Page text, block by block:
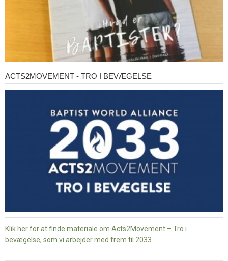
Acts2Movement
-
ACTS2MOVEMENT - TRO I BEVÆGELSE
Klik her for at finde materiale om Acts2Movement – Tro i
bevægelse, som vi arbejder med frem til 2033.